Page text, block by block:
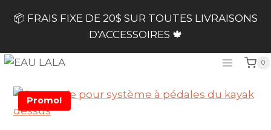
📦 FRAIS FIXE DE 20$ SUR TOUTES LIVRAISONS
D'ACCESSOIRES 🍁
0
Promo!